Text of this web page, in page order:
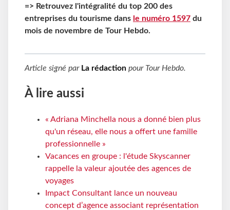
=> Retrouvez l'intégralité du top 200 des
entreprises du tourisme dans le numéro 1597 du
mois de novembre de Tour Hebdo.
Article signé par La rédaction pour Tour Hebdo.
À lire aussi
« Adriana Minchella nous a donné bien plus
qu'un réseau, elle nous a offert une famille
professionnelle »
Vacances en groupe : l'étude Skyscanner
rappelle la valeur ajoutée des agences de
voyages
Impact Consultant lance un nouveau
concept d’agence associant représentation